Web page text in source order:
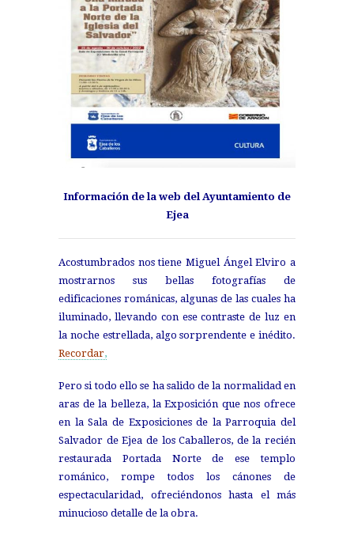
Información de la web del Ayuntamiento de
Ejea
Acostumbrados nos tiene Miguel Ángel Elviro a
mostrarnos sus bellas fotografías de
edificaciones románicas, algunas de las cuales ha
iluminado, llevando con ese contraste de luz en
la noche estrellada, algo sorprendente e inédito.
Recordar,
Pero si todo ello se ha salido de la normalidad en
aras de la belleza, la Exposición que nos ofrece
en la Sala de Exposiciones de la Parroquia del
Salvador de Ejea de los Caballeros, de la recién
restaurada Portada Norte de ese templo
románico, rompe todos los cánones de
espectacularidad, ofreciéndonos hasta el más
minucioso detalle de la obra.